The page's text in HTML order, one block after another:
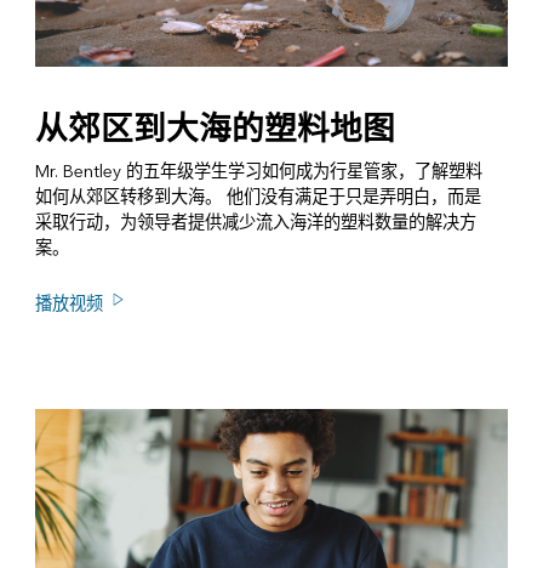
从郊区到大海的塑料地图
Mr. Bentley 的五年级学生学习如何成为行星管家，了解塑料
如何从郊区转移到大海。 他们没有满足于只是弄明白，而是
采取行动，为领导者提供减少流入海洋的塑料数量的解决方
案。
播放视频